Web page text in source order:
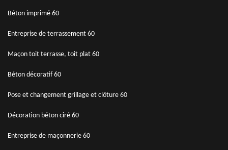
Béton imprimé 60
Entreprise de terrassement 60
Maçon toit terrasse, toit plat 60
Béton décoratif 60
Pose et changement grillage et clôture 60
Décoration béton ciré 60
Entreprise de maçonnerie 60